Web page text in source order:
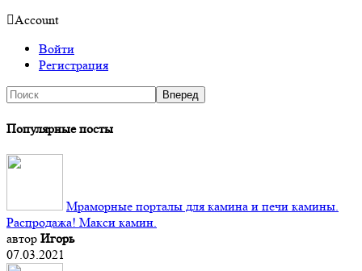
Account
Войти
Регистрация
Популярные посты
Мраморные порталы для камина и печи камины.
Распродажа! Макси камин.
автор Игорь
07.03.2021